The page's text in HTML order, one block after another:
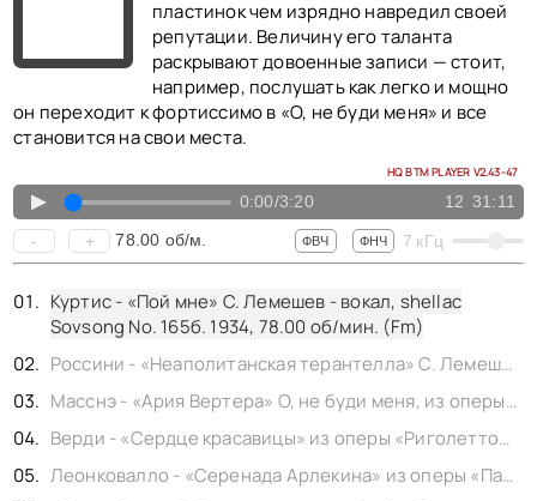
ПЕРСОНАЛИИ
LOL
О САЙТЕ
КОНТАКТЫ
пластинок чем изрядно навредил своей
репутации. Величину его таланта
раскрывают довоенные записи — стоит,
например, послушать как легко и мощно
он переходит к фортиссимо в «О, не буди меня» и все
становится на свои места.
HQ BTM PLAYER V2.43-47
▲ 0:00/3:20 12 31:11
- + 78.00 об/м. ФВЧ ФНЧ 7 кГц
Куртис - «Пой мне» С. Лемешев - вокал, shellac
Sovsong No. 165б. 1934, 78.00 об/мин. (Fm)
Россини - «Неаполитанская терантелла» С. Лемешев - вокал, shellac Sovsong No. 28a. 1934,
Масснэ - «Ария Вертера» О, не буди меня, из оперы «Вертер», С. Лемешев - вокал, shellac Музтрест No. 15667. 1932,
Верди - «Сердце красавицы» из оперы «Риголетто», С. Лемешев - вокал, shellac All Russian Corporation State No. 2298. 1932,
Леонковалло - «Серенада Арлекина» из оперы «Паяцы», С. Лемешев - вокал, shellac 7" Грампласттрест No. 335б. 1934,